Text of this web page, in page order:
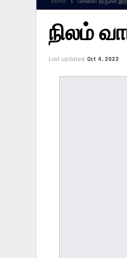
நிலம்
Last updated Oct 4, 2022